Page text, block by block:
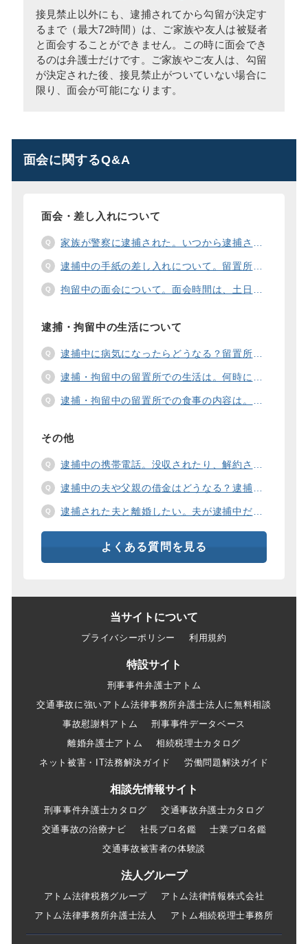
接見禁止以外にも、逮捕されてから勾留が決定す
るまで（最大72時間）は、ご家族や友人は被疑者
と面会することができません。この時に面会でき
るのは弁護士だけです。ご家族やご友人は、勾留
が決定された後、接見禁止がついていない場合に
限り、面会が可能になります。
面会に関するQ&A
面会・差し入れについて
家族が警察に逮捕された。いつから逮捕された家族と面会することができますか？
逮捕中の手紙の差し入れについて。留置所に手紙を送る際の宛先の書き方は？
拘留中の面会について。面会時間は、土日や祝日の面会は、一度に面会できる人数は。
逮捕・拘留中の生活について
逮捕中に病気になったらどうなる？留置所の健康診断、診療、医療行為、手術は。
逮捕・拘留中の留置所での生活は。何時に起きて、何時に寝るの？部屋や食事の様子は？
逮捕・拘留中の留置所での食事の内容は。食事代は支払わないといけないの？
その他
逮捕中の携帯電話。没収されたり、解約されたり、見られたりするの？
逮捕中の夫や父親の借金はどうなる？逮捕中の借金の支払い方法は。
逮捕された夫と離婚したい。夫が逮捕中だと慰謝料は増えるの？
よくある質問を見る
当サイトについて
プライバシーポリシー 利用規約
特設サイト
刑事事件弁護士アトム
交通事故に強いアトム法律事務所弁護士法人に無料相談
事故慰謝料アトム
刑事事件データベース
離婚弁護士アトム
相続税理士カタログ
ネット被害・IT法務解決ガイド
労働問題解決ガイド
相談先情報サイト
刑事事件弁護士カタログ
交通事故弁護士カタログ
交通事故の治療ナビ
社長プロ名鑑
士業プロ名鑑
交通事故被害者の体験談
法人グループ
アトム法律税務グループ
アトム法律情報株式会社
アトム法律事務所弁護士法人
アトム相続税理士事務所